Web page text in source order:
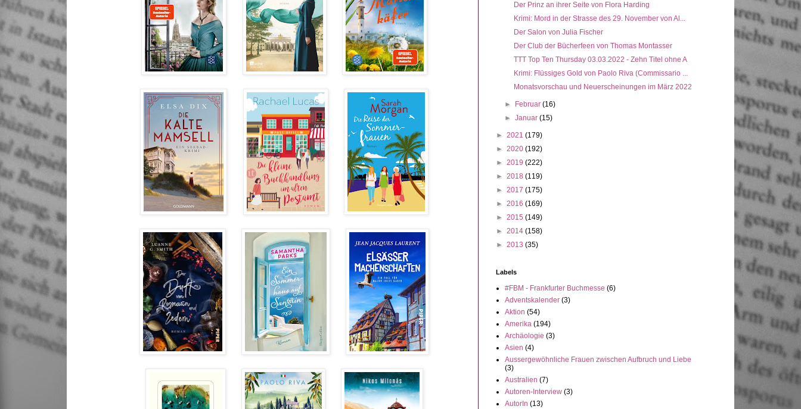
Der Prinz an ihrer Seite von Flora Harding
Krimi: Mord in der Strasse des 29. November von Al...
Der Salon von Julia Fischer
Der Club der Bücherfeen von Thomas Montasser
TTT Top Ten Thursday 03.03.2022 - Zehn Titel ohne A
Krimi: Flüssiges Gold von Paolo Riva (Commissario ...
Monatsvorschau und Neuerscheinungen im März 2022
► Februar(16)
►Januar(15)
► 2021 (179)
► 2020 (192)
► 2019 (222)
► 2018 (119)
► 2017 (175)
► 2016 (169)
► 2015 (149)
► 2014 (158)
► 2013 (35)
Labels
#FBM - Frankfurter Buchmesse (6)
Adventskalender (3)
Aktion (54)
Amerika (194)
Archäologie (3)
Asien (4)
Aussergewöhnliche Frauen zwischen Aufbruch und Liebe
(3)
Australien (7)
Autoren-Interview (3)
AutorIn (13)